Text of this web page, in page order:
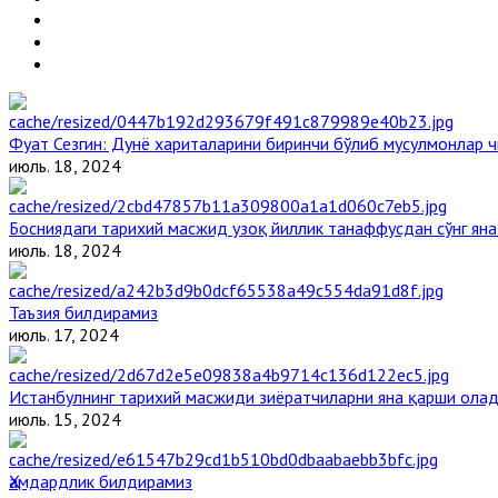
Фуат Сезгин: Дунё хариталарини биринчи бўлиб мусулмонлар
июль. 18, 2024
Босниядаги тарихий масжид узоқ йиллик танаффусдан сўнг
июль. 18, 2024
Таъзия билдирамиз
июль. 17, 2024
Истанбулнинг тарихий масжиди зиёратчиларни яна қарши
июль. 15, 2024
Ҳамдардлик билдирамиз